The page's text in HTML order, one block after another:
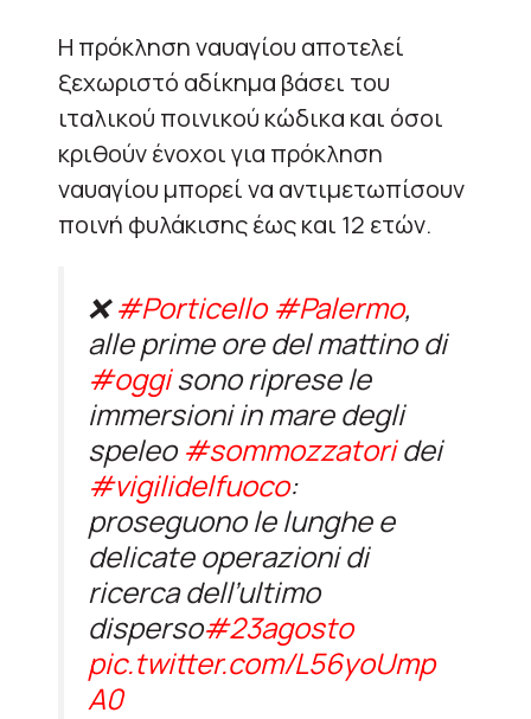
Η πρόκληση ναυαγίου αποτελεί
ξεχωριστό αδίκημα βάσει του
ιταλικού ποινικού κώδικα και όσοι
κριθούν ένοχοι για πρόκληση
ναυαγίου μπορεί να αντιμετωπίσουν
ποινή φυλάκισης έως και 12 ετών.
❌#Porticello #Palermo,
alle prime ore del mattino di
#oggisono riprese le
immersioni in mare degli
speleo#sommozzatoridei
#vigilidelfuoco:
proseguono le lunghe e
delicate operazioni di
ricerca dell’ultimo
disperso#23agosto
pic.twitter.com/L56yoUmp
A0